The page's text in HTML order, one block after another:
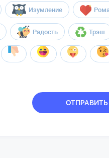
Изумление
Радость Трэш
ОТПРАВИТЬ